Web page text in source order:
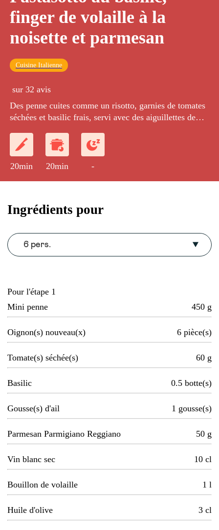
finger de volaille à la
noisette et parmesan
Cuisine Italienne
sur 32 avis
Des penne cuites comme un risotto, garnies de tomates
séchées et basilic frais, servi avec des aiguillettes de
noisette.
20min 20min -
Ingrédients pour
6 pers.
Pour l'étape 1
Mini penne
450 g
Oignon(s) nouveau(x) 6 pièce(s)
Tomate(s) séchée(s) 60 g
Basilic 0.5 botte(s)
Gousse(s) d'ail 1 gousse(s)
Parmesan Parmigiano Reggiano 50 g
Vin blanc sec 10 cl
Bouillon de volaille 1 l
Huile d'olive 3 cl